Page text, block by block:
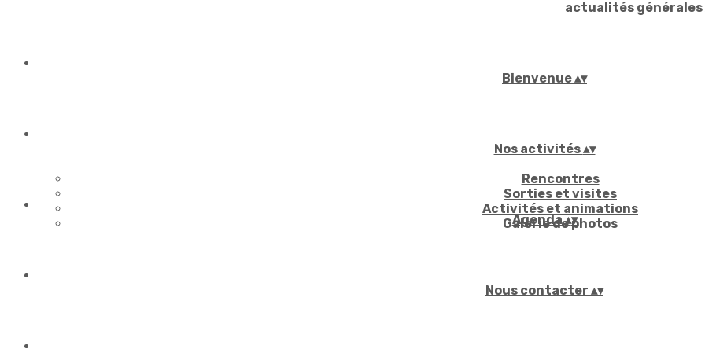
actualités générales
Bienvenue▴▾
Nos activités▴▾
Rencontres
Sorties et visites
Activités et animations
Galerie de photos
Agenda▴▾
Nous contacter ▴▾